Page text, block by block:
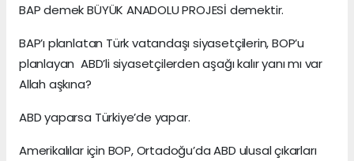
BAP demek BÜYÜK ANADOLU PROJESİ demektir.
BAP’ı planlatan Türk vatandaşı siyasetçilerin, BOP’u
planlayan ABD’li siyasetçilerden aşağı kalır yanı mı var
Allah aşkına?
ABD yaparsa Türkiye’de yapar.
Amerikalılar için BOP, Ortadoğu’da ABD ulusal çıkarları